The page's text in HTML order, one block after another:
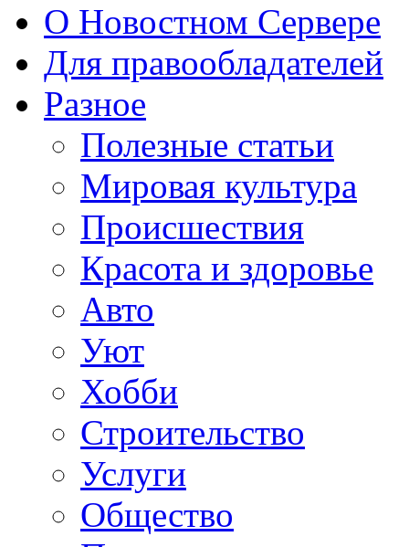
О Новостном Сервере
Для правообладателей
Разное
Полезные статьи
Мировая культура
Происшествия
Красота и здоровье
Авто
Уют
Хобби
Строительство
Услуги
Общество